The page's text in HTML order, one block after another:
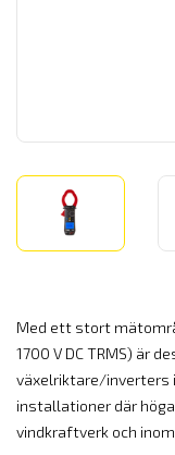
Med ett stort
1700 V DC TRMS) är
växelriktare/inverters
installationer där
vindkraftverk och